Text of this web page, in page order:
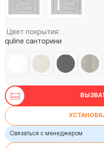
Цвет покрытия:
quline санторини
Связаться с менеджером